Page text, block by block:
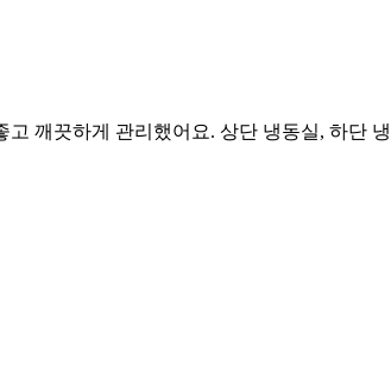
깨끗하게 관리했어요. 상단 냉동실, 하단